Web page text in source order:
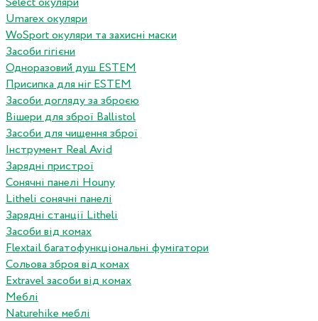
Umarex окуляри
WoSport окуляри та захисні маски
Засоби гігієни
Одноразовий душ ESTEM
Присипка для ніг ESTEM
Засоби догляду за зброєю
Вішери для зброї Ballistol
Засоби для чищення зброї
Інструмент Real Avid
Зарядні пристрої
Сонячні панелі Houny
Litheli сонячні панелі
Зарядні станції Litheli
Засоби від комах
Flextail багатофункціональні фумігатори
Сольова зброя від комах
Extravel засоби від комах
Меблі
Naturehike меблі